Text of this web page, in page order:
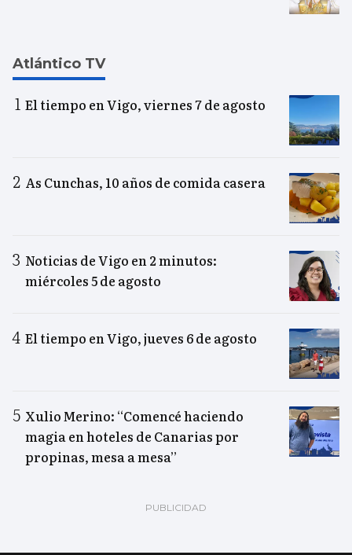
Atlántico TV
El tiempo en Vigo, viernes 7 de agosto
As Cunchas, 10 años de comida casera
Noticias de Vigo en 2 minutos:
miércoles 5 de agosto
El tiempo en Vigo, jueves 6 de agosto
Xulio Merino: “Comencé haciendo
magia en hoteles de Canarias por
propinas, mesa a mesa”